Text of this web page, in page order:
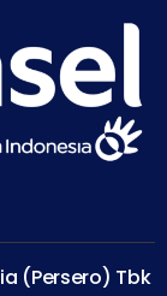
(Persero) Tbk